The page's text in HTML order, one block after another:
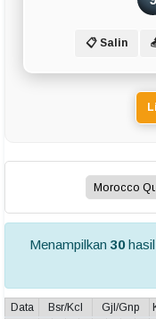
📋 Salin
Menampilkan 30hasil
Data Bsr/Kcl Gjl/Gnp